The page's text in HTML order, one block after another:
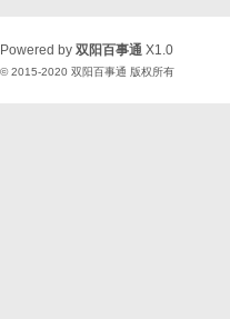
Powered by 双阳百事通 X1.0
© 2015-2020 双阳百事通 版权所有